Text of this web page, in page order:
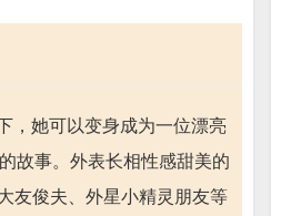
，她可以变身成为一位漂亮
故事。外表长相性感甜美的
友俊夫、外星小精灵朋友等